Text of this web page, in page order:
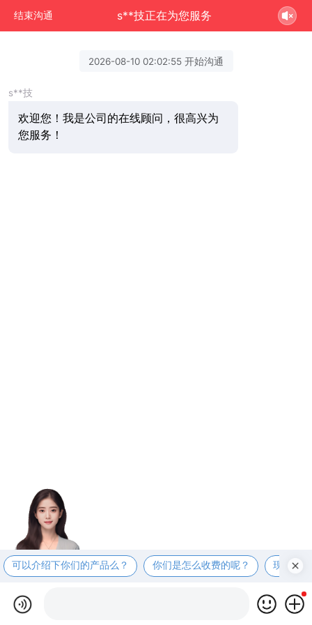
结束沟通 s**技正在为您服务
2026-08-10 02:02:55 开始沟通
s**技
欢迎您！我是公司的在线顾问，很高兴为
您服务！
可以介绍下你们的产品么？ 你们是怎么收费的呢？ 现在有